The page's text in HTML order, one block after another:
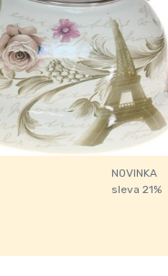
NOVINKA
sleva 21%